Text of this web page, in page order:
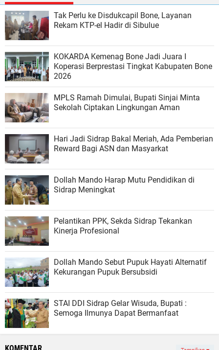
Tak Perlu ke Disdukcapil Bone, Layanan
Rekam KTP-el Hadir di Sibulue
KOKARDA Kemenag Bone Jadi Juara I
Koperasi Berprestasi Tingkat Kabupaten Bone
2026
MPLS Ramah Dimulai, Bupati Sinjai Minta
Sekolah Ciptakan Lingkungan Aman
Hari Jadi Sidrap Bakal Meriah, Ada Pemberian
Reward Bagi ASN dan Masyarkat
Dollah Mando Harap Mutu Pendidikan di
Sidrap Meningkat
Pelantikan PPK, Sekda Sidrap Tekankan
Kinerja Profesional
Dollah Mando Sebut Pupuk Hayati Alternatif
Kekurangan Pupuk Bersubsidi
STAI DDI Sidrap Gelar Wisuda, Bupati :
Semoga Ilmunya Dapat Bermanfaat